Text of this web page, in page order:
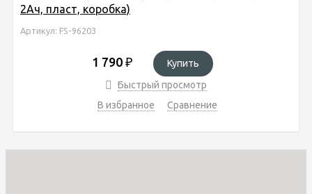
2Ач, пласт, коробка)
Артикул: FS-96203
1 790 ₽
Купить
Быстрый просмотр
В избранное
Сравнение